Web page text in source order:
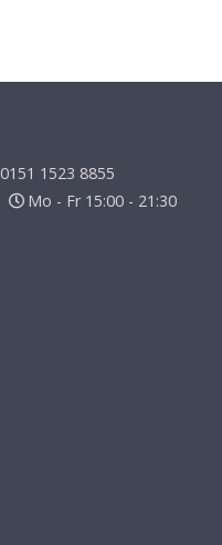
0151 1523 8855
Mo - Fr 15:00 - 21:30